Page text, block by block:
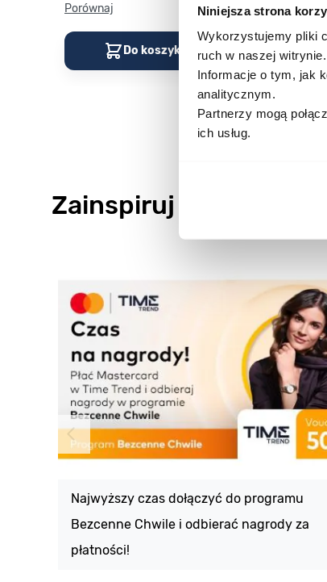
Niniejsza strona
Wykorzystujemy pliki
ruch w naszej witrynie.
Informacje o tym, jak
analitycznym.
Partnerzy mogą
ich usług.
Porównaj
Do koszyka
Porównaj
Zainspiruj się
Najwyższy czas dołączyć do programu
Bezcenne Chwile i odbierać nagrody za
płatności!